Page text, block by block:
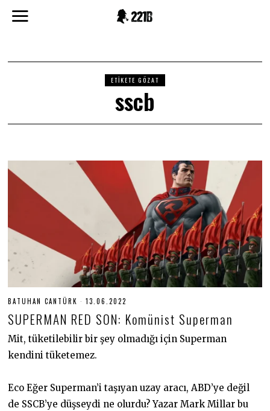
ETIKETE GÖZAT
sscb
BATUHAN CANTÜRK 13.06.2022
.
6
SUPERMAN RED SON: Komünist Superman
Mit, tüketilebilir bir şey olmadığı için Superman
kendini tüketemez.
Eco Eğer Superman’i taşıyan uzay aracı, ABD’ye değil
de SSCB’ye düşseydi ne olurdu? Yazar Mark Millar bu